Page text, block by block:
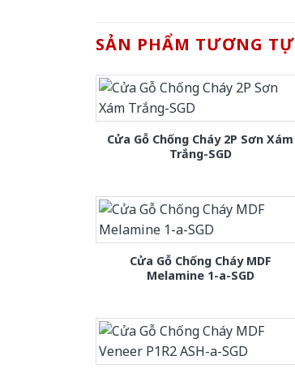
SẢN PHẨM TƯƠNG TỰ
Cửa Gỗ Chống Cháy 2P Sơn Xám
Trắng-SGD
Cửa Gỗ Chống Cháy MDF
Melamine 1-a-SGD